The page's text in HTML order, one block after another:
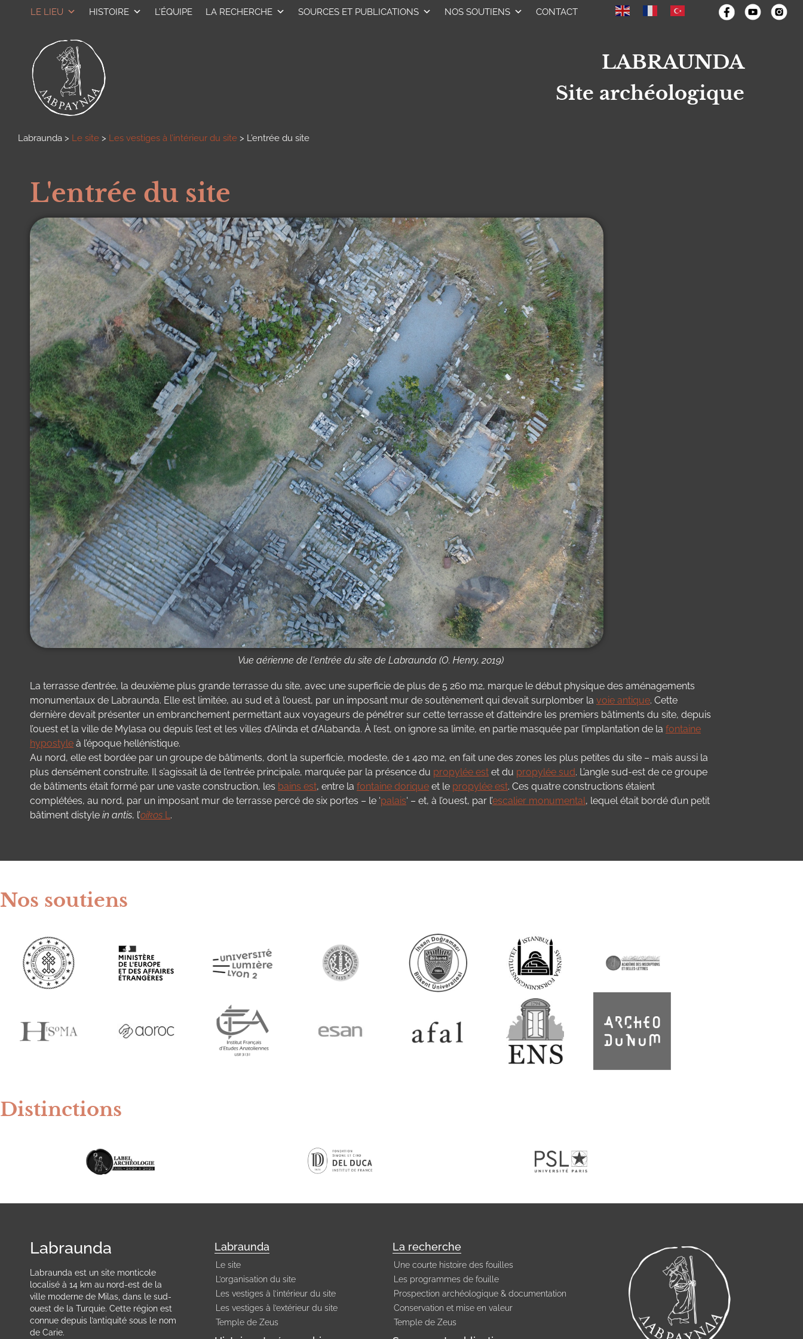
LE LIEU HISTOIRE L’ÉQUIPE LA RECHERCHE SOURCES ET PUBLICATIONS NOS SOUTIENS CONTACT
LABRAUNDA
Site archéologique
Labraunda > Le site > Les vestiges à l’intérieur du site > L’entrée du site
L'entrée du site
Vue aérienne de l'entrée du site de Labraunda (O. Henry, 2019)
La terrasse d’entrée, la deuxième plus grande terrasse du site, avec une superficie de plus de 5 260 m2, marque le début physique des aménagements
monumentaux de Labraunda. Elle est limitée, au sud et à l’ouest, par un imposant mur de soutènement qui devait surplomber la voie antique. Cette
dernière devait présenter un embranchement permettant aux voyageurs de pénétrer sur cette terrasse et d’atteindre les premiers bâtiments du site, depuis
l’ouest et la ville de Mylasa ou depuis l’est et les villes d’Alinda et d’Alabanda. À l’est, on ignore sa limite, en partie masquée par l’implantation de la fontaine
hypostyle à l’époque hellénistique.
Au nord, elle est bordée par un groupe de bâtiments, dont la superficie, modeste, de 1 420 m2, en fait une des zones les plus petites du site – mais aussi la
plus densément construite. Il s’agissait là de l’entrée principale, marquée par la présence du propylée est et du propylée sud. L’angle sud-est de ce groupe
de bâtiments était formé par une vaste construction, les bains est, entre la fontaine dorique et le propylée est. Ces quatre constructions étaient
complétées, au nord, par un imposant mur de terrasse percé de six portes – le ‘palais‘ – et, à l’ouest, par l’escalier monumental, lequel était bordé d’un petit
bâtiment distyle in antis, l’oikos L.
Nos soutiens
Distinctions
Labraunda
Labraunda est un site monticole
localisé à 14 km au nord-est de la
ville moderne de Milas, dans le sud-
ouest de la Turquie. Cette région est
connue depuis l’antiquité sous le nom
de Carie.
Labraunda
Le site
L’organisation du site
Les vestiges à l’intérieur du site
Les vestiges à l’extérieur du site
Temple de Zeus
La recherche
Une courte histoire des fouilles
Les programmes de fouille
Prospection archéologique & documentation
Conservation et mise en valeur
Temple de Zeus